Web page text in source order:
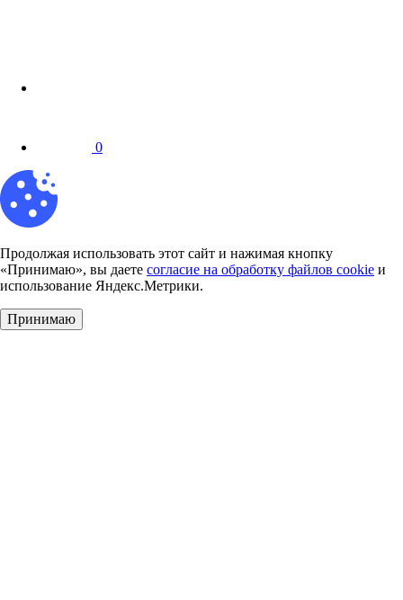
0
Продолжая использовать этот сайт и нажимая кнопку
«Принимаю», вы даете согласие на обработку файлов cookie и
использование Яндекс.Метрики.
Принимаю